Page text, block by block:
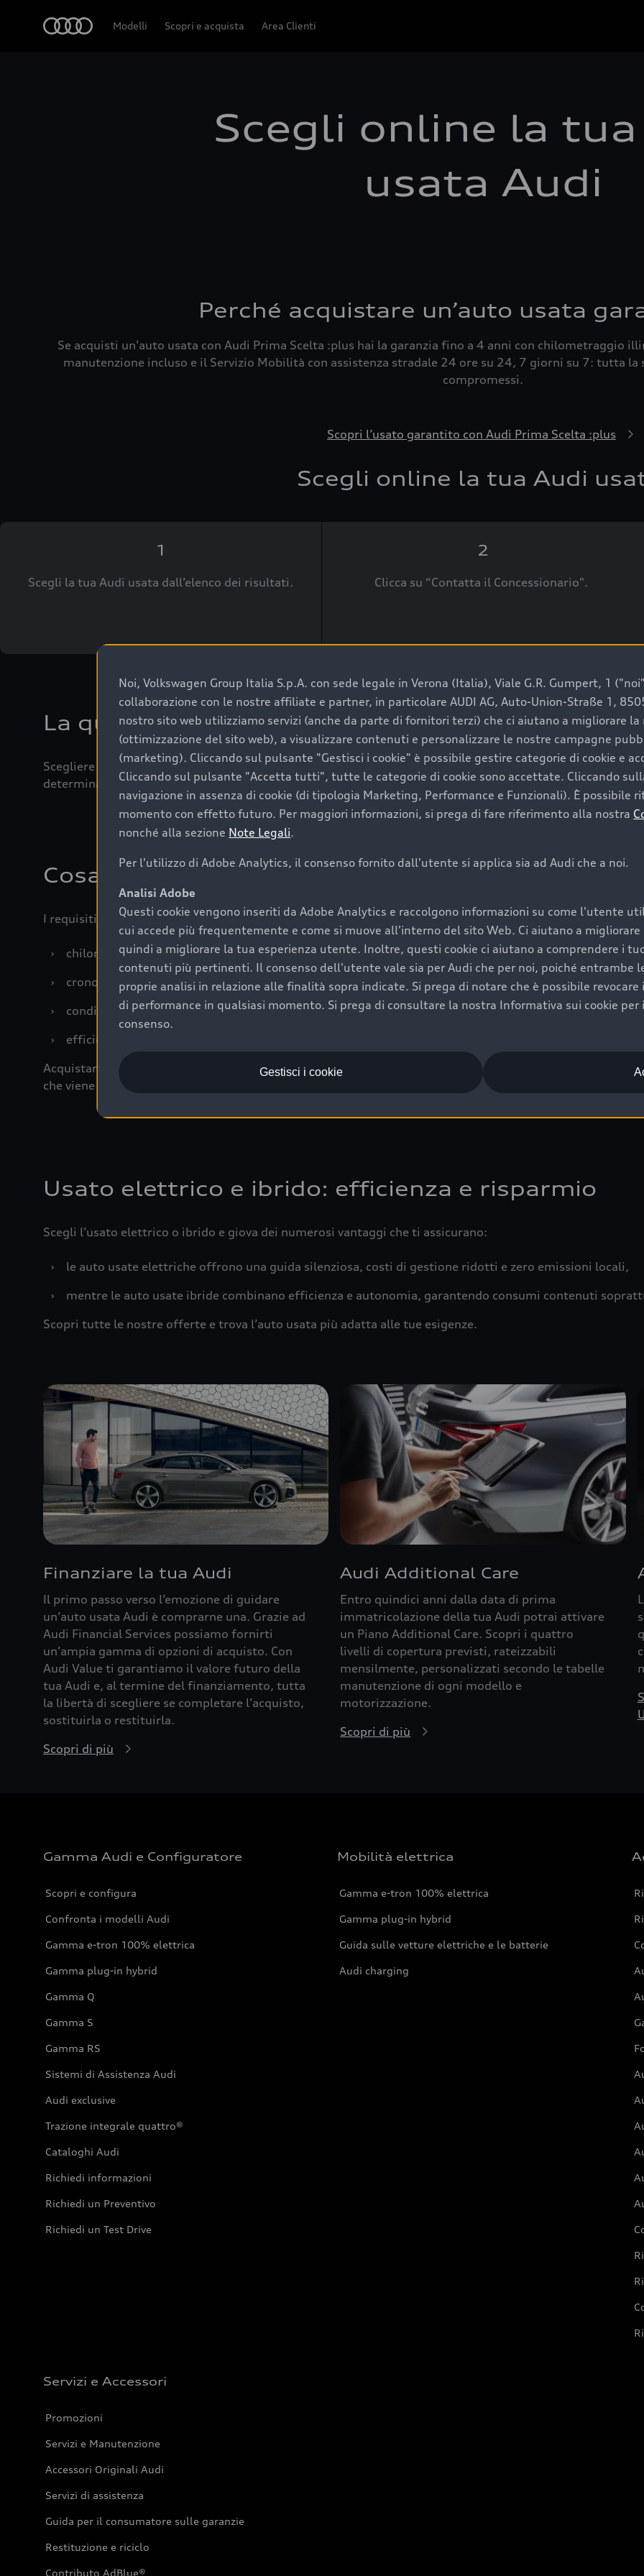
Modelli Scopri e acquista Area Clienti
Scegli online la
usata Audi
Perché acquistare un’auto usata
Se acquisti un’auto usata con Audi Prima Scelta :plus hai la garanzia fino a 4 anni con chilometraggio
manutenzione incluso e il Servizio Mobilità con assistenza stradale 24 ore su 24, 7 giorni su 7: tutta la
compromessi.
Scopri l’usato garantito con Audi Prima Scelta :plus
Scegli online la tua Audi
1
Scegli la tua Audi usata dall’elenco dei risultati.
2
Clicca su “Contatta il Concessionario".
La qualità di acquistare un’auto usata Audi
Scegliere un’auto usata è una decisione che coniuga convenienza, affidabilità e sostenibilità. Per fare un
determinanti come la garanzia inclusa e l’affidabilità del marchio. Audi offre l’auto usata perfetta tramite
Cosa sapere prima di acquistare la tua prossima
I requisiti fondamentali da considerare prima di acquistare un’auto usata, oltre al prezzo e all'aspetto,
›
chilometraggio: un valore contenuto corrisponde a uno stato migliore del veicolo e a una maggiore
›
cronologia dei tagliandi: una documentazione completa della vettura certifica una manutenzione
›
condizioni della carrozzeria e degli interni: una buona conservazione evidenzia cura e attenzione del
›
efficienza meccanica: motore, trasmissione e componenti principali in ottimo stato garantiscono
Acquistare un’auto usata in una Concessionaria ufficiale Audi che offre l’usato garantito tramite Audi
che viene sottoposto a 110 controlli approfonditi e coperto da garanzia fino a 4 anni per una maggiore
Usato elettrico e ibrido: efficienza e risparmio
Scegli l’usato elettrico o ibrido e giova dei numerosi vantaggi che ti assicurano:
›
le auto usate elettriche offrono una guida silenziosa, costi di gestione ridotti e zero emissioni locali,
›
mentre le auto usate ibride combinano efficienza e autonomia, garantendo consumi contenuti
Scopri tutte le nostre offerte e trova l’auto usata più adatta alle tue esigenze.
Finanziare la tua Audi
Il primo passo verso l’emozione di guidare
un’auto usata Audi è comprarne una. Grazie ad
Audi Financial Services possiamo fornirti
un’ampia gamma di opzioni di acquisto. Con
Audi Value ti garantiamo il valore futuro della
tua Audi e, al termine del finanziamento, tutta
la libertà di scegliere se completare l’acquisto,
sostituirla o restituirla.
Scopri di più
Audi Additional Care
Entro quindici anni dalla data di prima
immatricolazione della tua Audi potrai attivare
un Piano Additional Care. Scopri i quattro
livelli di copertura previsti, rateizzabili
mensilmente, personalizzati secondo le tabelle
manutenzione di ogni modello e
motorizzazione.
Scopri di più
Gamma Audi e Configuratore
Scopri e configura
Confronta i modelli Audi
Gamma e-tron 100% elettrica
Gamma plug-in hybrid
Gamma Q
Gamma S
Gamma RS
Sistemi di Assistenza Audi
Audi exclusive
Trazione integrale quattro®
Cataloghi Audi
Richiedi informazioni
Richiedi un Preventivo
Richiedi un Test Drive
Mobilità elettrica
Gamma e-tron 100% elettrica
Gamma plug-in hybrid
Guida sulle vetture elettriche e le batterie
Audi charging
Servizi e Accessori
Promozioni
Servizi e Manutenzione
Accessori Originali Audi
Servizi di assistenza
Guida per il consumatore sulle garanzie
Restituzione e riciclo
Contributo AdBlue®
Noi, Volkswagen Group Italia S.p.A. con sede legale in Verona (Italia), Viale G.R. Gumpert, 1
collaborazione con le nostre affiliate e partner, in particolare AUDI AG, Auto-Union-Straße 1,
nostro sito web utilizziamo servizi (anche da parte di fornitori terzi) che ci aiutano a migliorare la
(ottimizzazione del sito web), a visualizzare contenuti e personalizzare le nostre campagne
(marketing). Cliccando sul pulsante "Gestisci i cookie" è possibile gestire categorie di cookie e
Cliccando sul pulsante "Accetta tutti", tutte le categorie di cookie sono accettate. Cliccando
navigazione in assenza di cookie (di tipologia Marketing, Performance e Funzionali). È possibile
momento con effetto futuro. Per maggiori informazioni, si prega di fare riferimento alla nostra
nonché alla sezione Note Legali.
Per l'utilizzo di Adobe Analytics, il consenso fornito dall'utente si applica sia ad Audi che a noi.
Analisi Adobe
Questi cookie vengono inseriti da Adobe Analytics e raccolgono informazioni su come l'utente
cui accede più frequentemente e come si muove all'interno del sito Web. Ci aiutano a
quindi a migliorare la tua esperienza utente. Inoltre, questi cookie ci aiutano a comprendere i
contenuti più pertinenti. Il consenso dell'utente vale sia per Audi che per noi, poiché entrambe
proprie analisi in relazione alle finalità sopra indicate. Si prega di notare che è possibile
di performance in qualsiasi momento. Si prega di consultare la nostra Informativa sui cookie per
consenso.
Gestisci i cookie